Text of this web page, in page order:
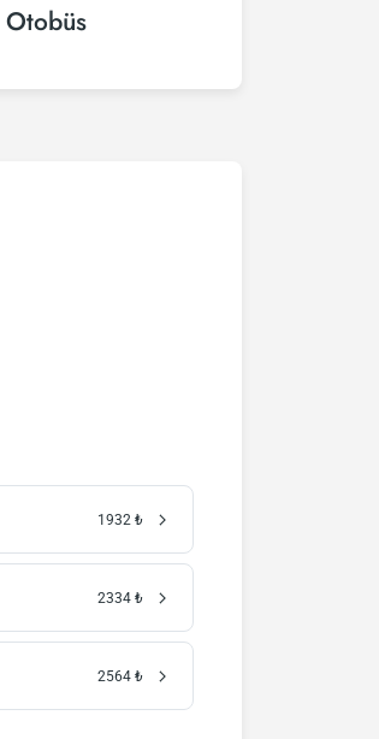
Otobüs
1932 ₺
2334 ₺
2564 ₺